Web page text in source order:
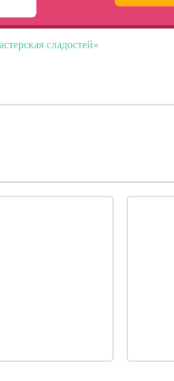
сладостей»